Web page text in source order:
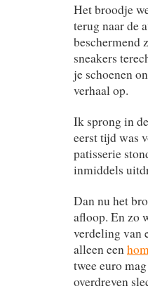
Het broodje
terug naar de
beschermend
sneakers
je schoenen
verhaal op.
Ik sprong in
eerst tijd was
patisserie
inmiddels
Dan nu het
afloop. En zo
verdeling van
alleen een
twee euro
overdreven